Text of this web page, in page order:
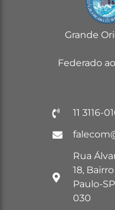
Grande
Federado
11 3116-
Rua
18,
Paulo-
030